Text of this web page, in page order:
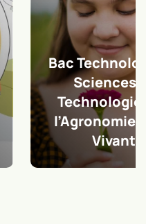
Bac
Sciences
l’Agronomie
Vivant